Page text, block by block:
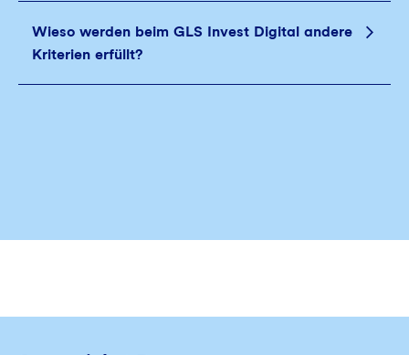
Wieso werden beim GLS Invest Digital andere
Kriterien erfüllt?